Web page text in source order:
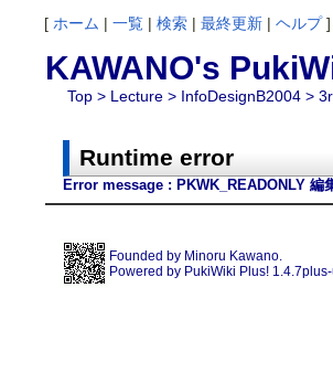
[ ホーム | 一覧| 検索| 最終更新| ヘルプ]
KAWANO's
Top > Lecture > InfoDesignB2004 >
Runtime error
Error message : PKWK_READONLY 編
Founded by Minoru Kawano.
Powered by PukiWiki Plus!